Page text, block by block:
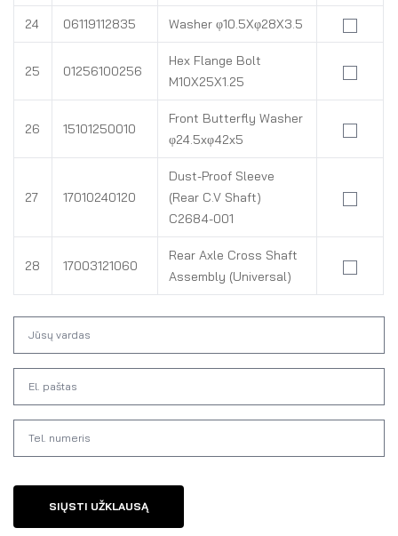
24 06119112835 Washer φ10.5Xφ28X3.5
25 01256100256
Hex Flange Bolt
M10X25X1.25
26 15101250010
Front Butterfly Washer
φ24.5xφ42x5
27 17010240120
Dust-Proof Sleeve
(Rear C.V Shaft)
C2684-001
28 17003121060
Rear Axle Cross Shaft
Assembly (Universal)
SIŲSTI UŽKLAUSĄ